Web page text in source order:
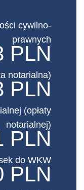
cywilno-
prawnych
PLN
notarialna)
PLN
(opłaty
notarialnej)
PLN
do WKW
PLN